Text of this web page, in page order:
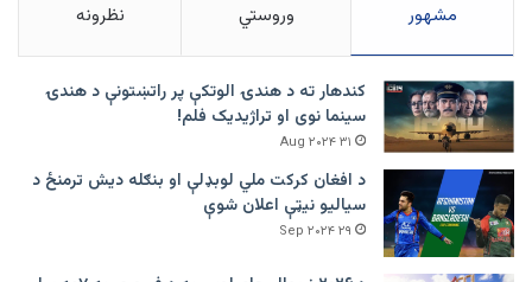
مشهور وروستي نظرونه
کندهار ته د هندۍ الوتکې پر راتښتونې د هندۍ
سینما نوی او تراژيديک فلم!
۳۱ Aug ۲۰۲۴
د افغان کرکت ملي لوبډلې او بنګله دیش ترمنځ د
سیالیو نیټې اعلان شوې
۲۹ Sep ۲۰۲۴